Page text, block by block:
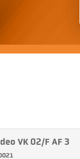
VK 02/F AF 3